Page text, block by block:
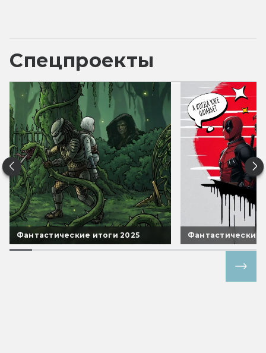
Спецпроекты
Фантастические итоги 2025 Фантастические